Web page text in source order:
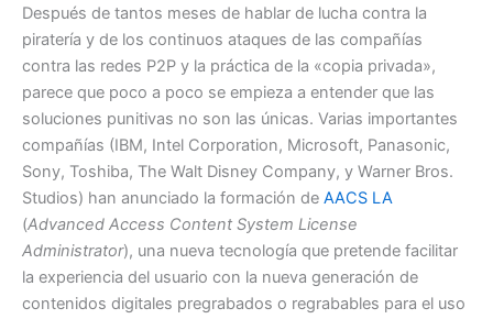
Después de tantos meses de hablar de lucha contra la
piratería y de los continuos ataques de las compañías
contra las redes P2P y la práctica de la «copia privada»,
parece que poco a poco se empieza a entender que las
soluciones punitivas no son las únicas. Varias importantes
compañías (IBM, Intel Corporation, Microsoft, Panasonic,
Sony, Toshiba, The Walt Disney Company, y Warner Bros.
Studios) han anunciado la formación de AACS LA
(Advanced Access Content System License
Administrator), una nueva tecnología que pretende facilitar
la experiencia del usuario con la nueva generación de
contenidos digitales pregrabados o regrabables para el uso